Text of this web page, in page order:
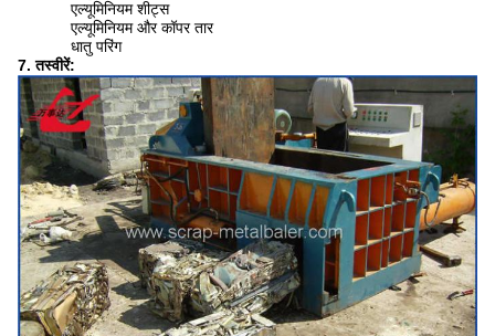
एल्यूमिनियम शीट्स
एल्यूमिनियम और कॉपर तार
धातु परिंग
7. तस्वीरें: